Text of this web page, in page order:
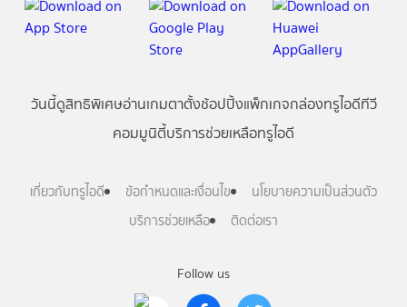
Follow us
วันนี้ดูสิทธิพิเศษอ่านเกมตาตั้งช้อปปิ้งแพ็กเกจกล่องทรูไอดีทีวี
คอมมูนิตี้บริการช่วยเหลือทรูไอดี
เกี่ยวกับทรูไอดี ข้อกำหนดและเงื่อนไข
นโยบายความเป็นส่วนตัว
บริการช่วยเหลือ
ติดต่อเรา